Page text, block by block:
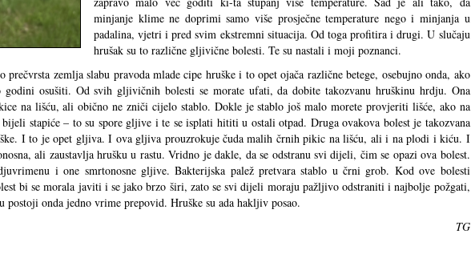
minjanje klime ne doprimi samo više prosječne temperature nego i minjanja u
padalina, vjetri i pred svim ekstremni situacija. Od toga profitira i drugi. U slučaju
hrušak su to različne gljivične bolesti. Te su nastali i moji poznanci.
prečvrsta zemlja slabu pravoda mlade cipe hruške i to opet ojača različne betege, osebujno onda, ako
godini osušiti. Od svih gljivičnih bolesti se morate ufati, da dobite takozvanu hruškinu hrdju. Ona
na lišću, ali obično ne zniči cijelo stablo. Dokle je stablo još malo morete provjeriti lišće, ako na
stapiće – to su spore gljive i te se isplati hititi u ostali otpad. Druga ovakova bolest je takozvana
I to je opet gljiva. I ova gljiva prouzrokuje čuda malih črnih pikic na lišću, ali i na plodi i kiću. I
ali zaustavlja hrušku u rastu. Vridno je dakle, da se odstranu svi dijeli, čim se opazi ova bolest.
i one smrtonosne gljive. Bakterijska palež pretvara stablo u črni grob. Kod ove bolesti
bi se morala javiti i se jako brzo širi, zato se svi dijeli moraju pažljivo odstraniti i najbolje požgati,
postoji onda jedno vrime prepovid. Hruške su ada hakljiv posao.
TG